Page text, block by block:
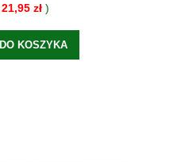
21,95 zł)
DO KOSZYKA